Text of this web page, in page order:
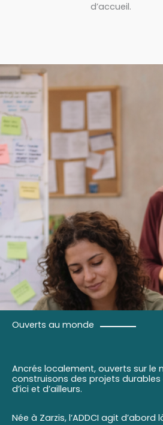
d’accueil.
Ouverts au monde
Ancrés localement, ouverts sur le
construisons des projets
d’ici et d’ailleurs.
Née à Zarzis, l’ADDCI agit